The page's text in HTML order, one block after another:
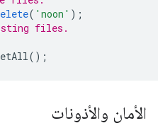
( 'noon' );
files.
();
الأمان والأذونات